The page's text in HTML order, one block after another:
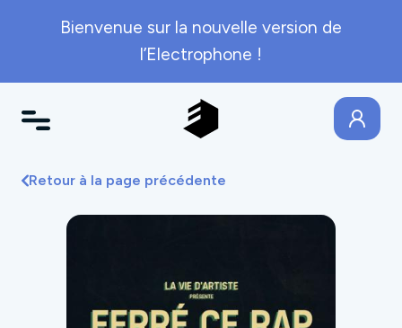
Bienvenue sur la nouvelle version de
l’Electrophone !
Retour à la page précédente